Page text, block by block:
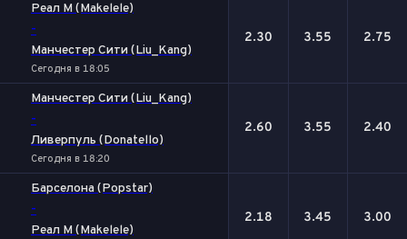
Реал М (Makelele)
-
Манчестер Сити (Liu_Kang)
Сегодня в 18:05
2.30 3.55 2.75
Манчестер Сити (Liu_Kang)
-
Ливерпуль (Donatello)
Сегодня в 18:20
2.60 3.55 2.40
Барселона (Popstar)
-
Реал М (Makelele)
2.18 3.45 3.00